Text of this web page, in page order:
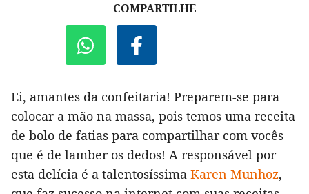
COMPARTILHE
Ei, amantes da confeitaria! Preparem-se para
colocar a mão na massa, pois temos uma receita
de bolo de fatias para compartilhar com vocês
que é de lamber os dedos! A responsável por
esta delícia é a talentosíssima Karen Munhoz,